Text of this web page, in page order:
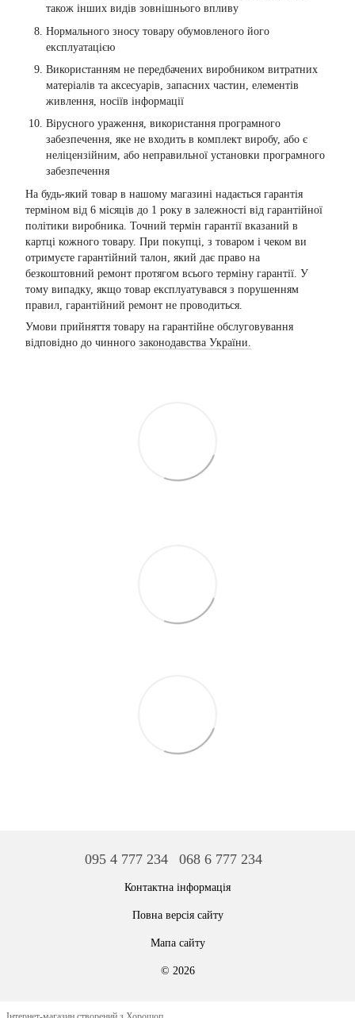
також інших видів зовнішнього впливу
Нормального зносу товару обумовленого його
експлуатацією
Використанням не передбачених виробником витратних
матеріалів та аксесуарів, запасних частин, елементів
живлення, носіїв інформації
Вірусного ураження, використання програмного
забезпечення, яке не входить в комплект виробу, або є
неліцензійним, або неправильної установки програмного
забезпечення
На будь-який товар в нашому магазині надається гарантія
терміном від 6 місяців до 1 року в залежності від гарантійної
політики виробника. Точний термін гарантії вказаний в
картці кожного товару. При покупці, з товаром і чеком ви
отримуєте гарантійний талон, який дає право на
безкоштовний ремонт протягом всього терміну гарантії. У
тому випадку, якщо товар експлуатувався з порушенням
правил, гарантійний ремонт не проводиться.
Умови прийняття товару на гарантійне обслуговування
відповідно до чинного законодавства України.
095 4 777 234 068 6 777 234
Контактна інформація
Повна версія сайту
Мапа сайту
© 2026